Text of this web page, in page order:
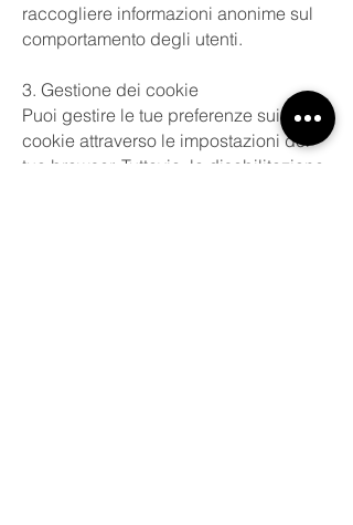
raccogliere informazioni anonime sul
comportamento degli utenti.
3. Gestione dei cookie
Puoi gestire le tue preferenze sui
cookie attraverso le impostazioni del
tuo browser. Tuttavia, la disabilitazione